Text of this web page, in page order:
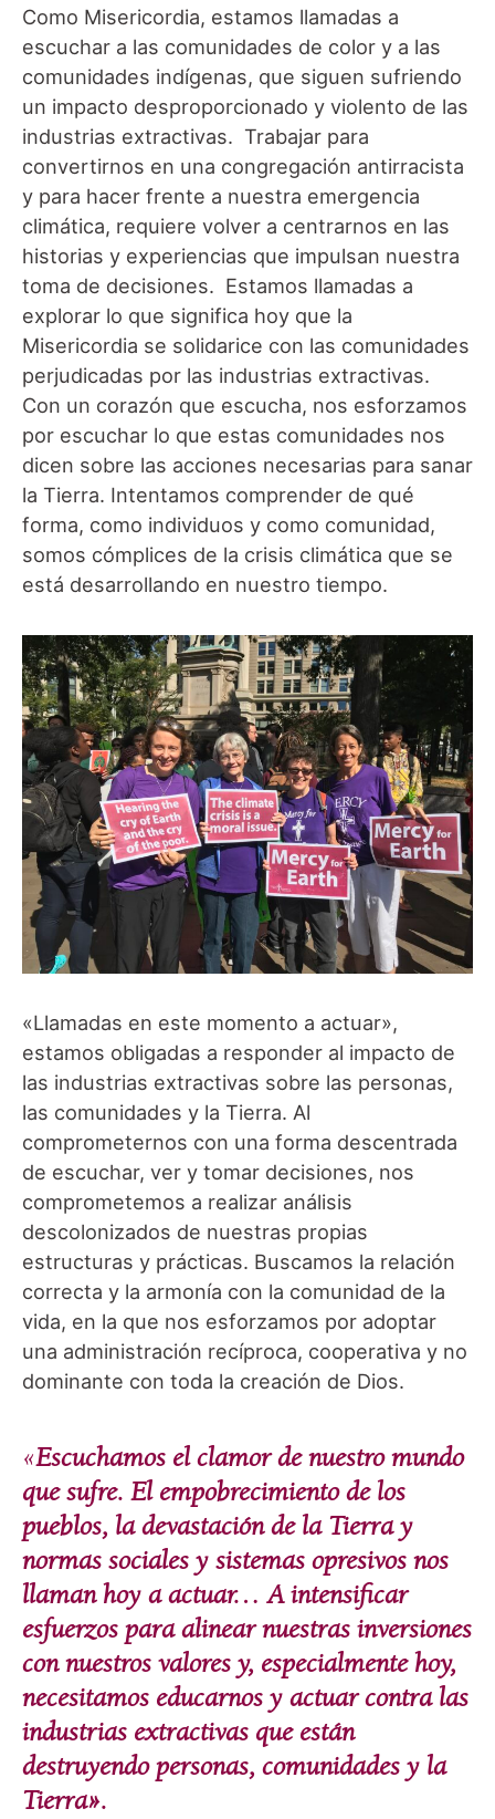
Como Misericordia, estamos llamadas a
escuchar a las comunidades de color y a las
comunidades indígenas, que siguen sufriendo
un impacto desproporcionado y violento de las
industrias extractivas. Trabajar para
convertirnos en una congregación antirracista
y para hacer frente a nuestra emergencia
climática, requiere volver a centrarnos en las
historias y experiencias que impulsan nuestra
toma de decisiones. Estamos llamadas a
explorar lo que significa hoy que la
Misericordia se solidarice con las comunidades
perjudicadas por las industrias extractivas.
Con un corazón que escucha, nos esforzamos
por escuchar lo que estas comunidades nos
dicen sobre las acciones necesarias para sanar
la Tierra. Intentamos comprender de qué
forma, como individuos y como comunidad,
somos cómplices de la crisis climática que se
está desarrollando en nuestro tiempo.
«Llamadas en este momento a actuar»,
estamos obligadas a responder al impacto de
las industrias extractivas sobre las personas,
las comunidades y la Tierra. Al
comprometernos con una forma descentrada
de escuchar, ver y tomar decisiones, nos
comprometemos a realizar análisis
descolonizados de nuestras propias
estructuras y prácticas. Buscamos la relación
correcta y la armonía con la comunidad de la
vida, en la que nos esforzamos por adoptar
una administración recíproca, cooperativa y no
dominante con toda la creación de Dios.
«Escuchamos el clamor de nuestro mundo
que sufre. El empobrecimiento de los
pueblos, la devastación de la Tierra y
normas sociales y sistemas opresivos nos
llaman hoy a actuar… A intensificar
esfuerzos para alinear nuestras inversiones
con nuestros valores y, especialmente hoy,
necesitamos educarnos y actuar contra las
industrias extractivas que están
destruyendo personas, comunidades y la
Tierra».